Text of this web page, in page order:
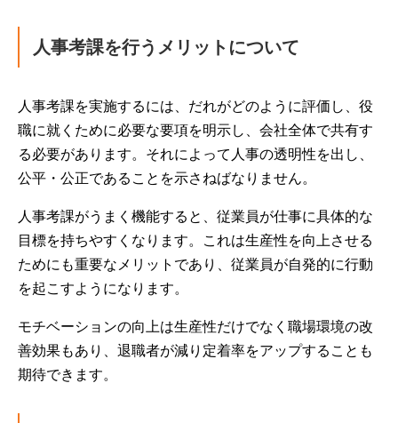
人事考課を行うメリットについて
人事考課を実施するには、だれがどのように評価し、役
職に就くために必要な要項を明示し、会社全体で共有す
る必要があります。それによって人事の透明性を出し、
公平・公正であることを示さねばなりません。
人事考課がうまく機能すると、従業員が仕事に具体的な
目標を持ちやすくなります。これは生産性を向上させる
ためにも重要なメリットであり、従業員が自発的に行動
を起こすようになります。
モチベーションの向上は生産性だけでなく職場環境の改
善効果もあり、退職者が減り定着率をアップすることも
期待できます。